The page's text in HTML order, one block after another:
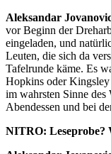
Aleksandar
vor Beginn der
eingeladen, und
Leuten, die sich da
Tafelrunde käme. Es
Hopkins oder Kingsley
im wahrsten Sinne des
Abendessen und bei
NITRO: Leseprobe?